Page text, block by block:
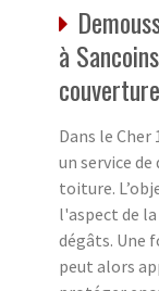
à
couverture
Dans le
un service
toiture.
l'aspect de
dégâts. Une
peut alors